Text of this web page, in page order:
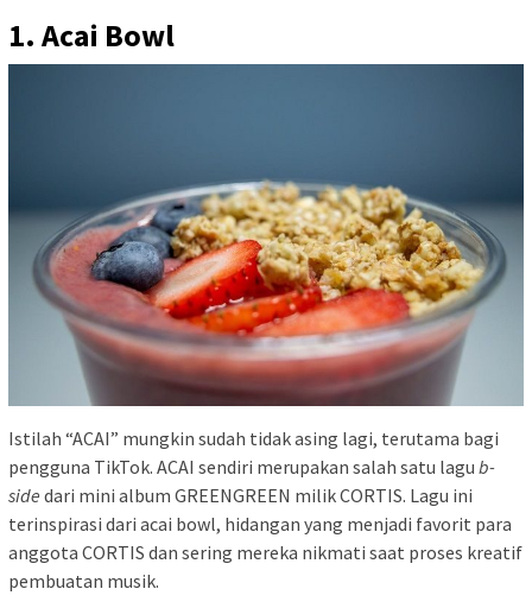
1. Acai Bowl
Istilah “ACAI” mungkin sudah tidak asing lagi, terutama bagi
pengguna TikTok. ACAI sendiri merupakan salah satu lagu b-
side dari mini album GREENGREEN milik CORTIS. Lagu ini
terinspirasi dari acai bowl, hidangan yang menjadi favorit para
anggota CORTIS dan sering mereka nikmati saat proses kreatif
pembuatan musik.